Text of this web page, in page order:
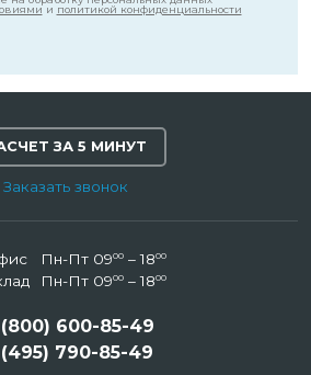
и политикой конфиденциальности
ЗА 5 МИНУТ
Заказать звонок
Пн-Пт 0900– 1800
Пн-Пт 0900– 1800
600-85-49
790-85-49